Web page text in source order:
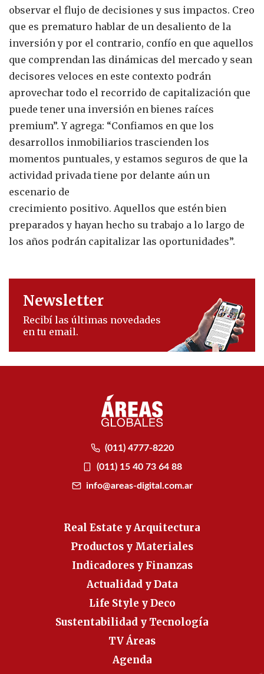
observar el flujo de decisiones y sus impactos. Creo
que es prematuro hablar de un desaliento de la
inversión y por el contrario, confío en que aquellos
que comprendan las dinámicas del mercado y sean
decisores veloces en este contexto podrán
aprovechar todo el recorrido de capitalización que
puede tener una inversión en bienes raíces
premium”. Y agrega: “Confiamos en que los
desarrollos inmobiliarios trascienden los
momentos puntuales, y estamos seguros de que la
actividad privada tiene por delante aún un
escenario de
crecimiento positivo. Aquellos que estén bien
preparados y hayan hecho su trabajo a lo largo de
los años podrán capitalizar las oportunidades”.
Newsletter
Recibí las últimas novedades
en tu email.
(011) 4777-8220
(011) 15 40 73 64 88
info@areas-digital.com.ar
Real Estate y Arquitectura
Productos y Materiales
Indicadores y Finanzas
Actualidad y Data
Life Style y Deco
Sustentabilidad y Tecnología
TV Áreas
Agenda